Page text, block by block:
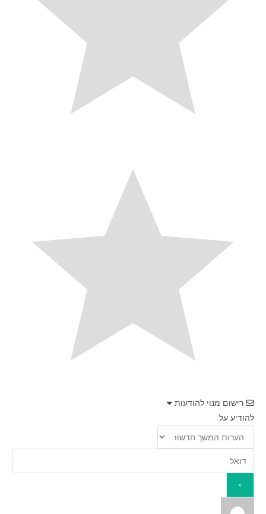
רישום מנוי להודעות
להודיע על